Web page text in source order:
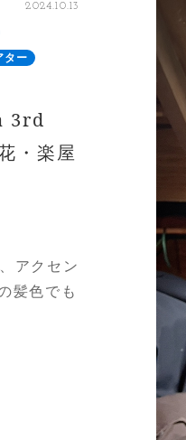
2024.10.13
ター
3rd
・楽屋
アクセン
髪色でも